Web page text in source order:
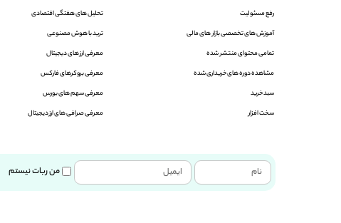
رفع مسئولیت
آموزش های تخصصی بازار های مالی
تمامی محتوای منتشر شده
مشاهده دوره های خریداری شده
سبد خرید
سخت افزار
تحلیل های هفتگی اقتصادی
ترید با هوش مصنوعی
معرفی ارز های دیجیتال
معرفی بروکرهای فارکس
معرفی سهم های بورس
معرفی صرافی های ارز دیجیتال
من ربات نیستم